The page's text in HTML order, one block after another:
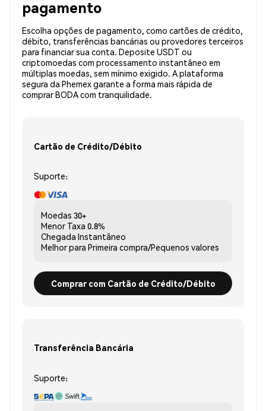
pagamento
Escolha opções de pagamento, como cartões de crédito,
débito, transferências bancárias ou provedores terceiros
para financiar sua conta. Deposite USDT ou
criptomoedas com processamento instantâneo em
múltiplas moedas, sem mínimo exigido. A plataforma
segura da Phemex garante a forma mais rápida de
comprar BODA com tranquilidade.
Cartão de Crédito/Débito
Suporte:
Moedas 30+
Menor Taxa 0.8%
Chegada Instantâneo
Melhor para Primeira compra/Pequenos valores
Comprar com Cartão de Crédito/Débito
Transferência Bancária
Suporte: